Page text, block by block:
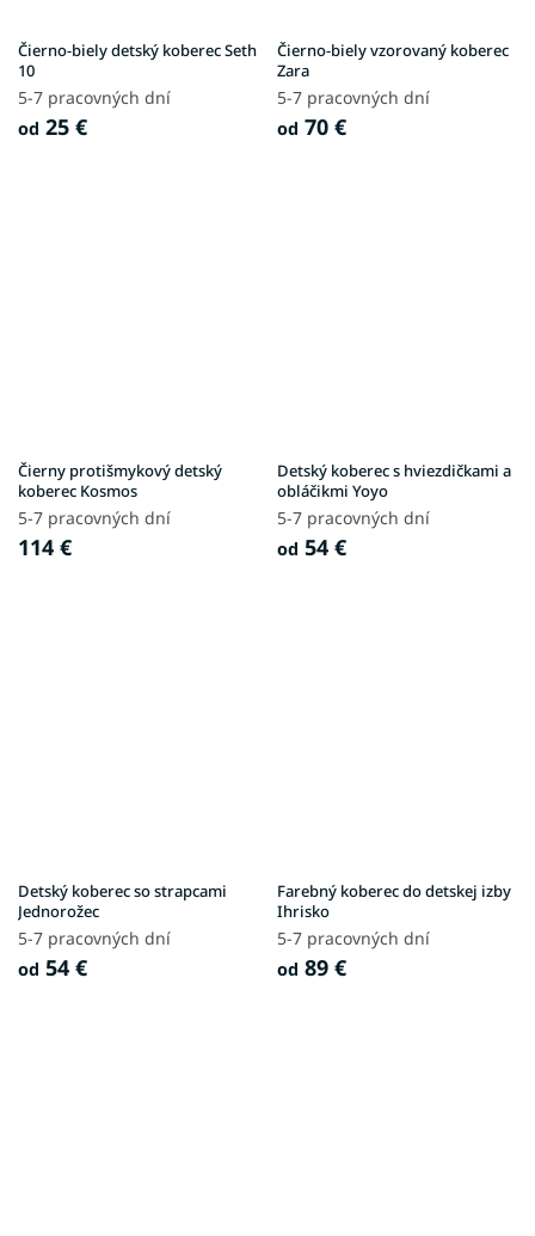
Čierno-biely detský koberec Seth
10
5-7 pracovných dní
od 25 €
Čierno-biely vzorovaný koberec
Zara
5-7 pracovných dní
od 70 €
Čierny protišmykový detský
koberec Kosmos
5-7 pracovných dní
114 €
Detský koberec s hviezdičkami a
obláčikmi Yoyo
5-7 pracovných dní
od 54 €
Detský koberec so strapcami
Jednorožec
5-7 pracovných dní
od 54 €
Farebný koberec do detskej izby
Ihrisko
5-7 pracovných dní
od 89 €